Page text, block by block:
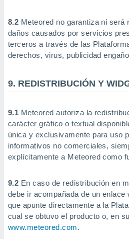
8.2 Meteored no garantiza ni será
daños causados por servicios
terceros a través de las
derechos, virus, publicidad
9. REDISTRIBUCIÓN Y
9.1 Meteored autoriza la
carácter gráfico o textual
única y exclusivamente para uso
informativos no comerciales,
explícitamente a Meteored como
9.2 En caso de redistribución en
debe ir acompañada de un
que apunte directamente a la
cual se obtuvo el producto o, en
www.meteored.com.